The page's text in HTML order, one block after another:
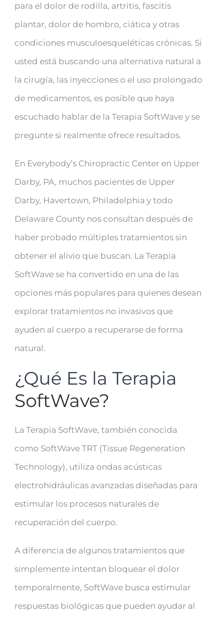
para el dolor de rodilla, artritis, fascitis
plantar, dolor de hombro, ciática y otras
condiciones musculoesqueléticas crónicas. Si
usted está buscando una alternativa natural a
la cirugía, las inyecciones o el uso prolongado
de medicamentos, es posible que haya
escuchado hablar de la Terapia SoftWave y se
pregunte si realmente ofrece resultados.
En Everybody’s Chiropractic Center en Upper
Darby, PA, muchos pacientes de Upper
Darby, Havertown, Philadelphia y todo
Delaware County nos consultan después de
haber probado múltiples tratamientos sin
obtener el alivio que buscan. La Terapia
SoftWave se ha convertido en una de las
opciones más populares para quienes desean
explorar tratamientos no invasivos que
ayuden al cuerpo a recuperarse de forma
natural.
¿Qué Es la Terapia
SoftWave?
La Terapia SoftWave, también conocida
como SoftWave TRT (Tissue Regeneration
Technology), utiliza ondas acústicas
electrohidráulicas avanzadas diseñadas para
estimular los procesos naturales de
recuperación del cuerpo.
A diferencia de algunos tratamientos que
simplemente intentan bloquear el dolor
temporalmente, SoftWave busca estimular
respuestas biológicas que pueden ayudar al